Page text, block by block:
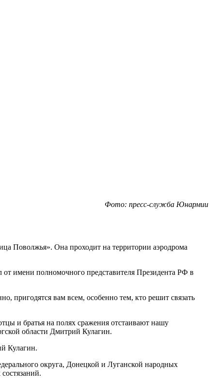
Фото: пресс-служба Юнармии
Поволжья». Она проходит на территории аэродрома
имени полномочного представителя Президента РФ в
пригодятся вам всем, особенно тем, кто решит связать
и братья на полях сражения отстаивают нашу
области Дмитрий Кулагин.
Кулагин.
округа, Донецкой и Луганской народных